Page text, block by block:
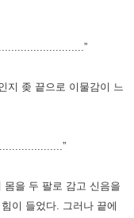
지 좆 끝으로 이물감이 느
몸을 두 팔로 감고 신음을
이 들었다.
그러나 끝에